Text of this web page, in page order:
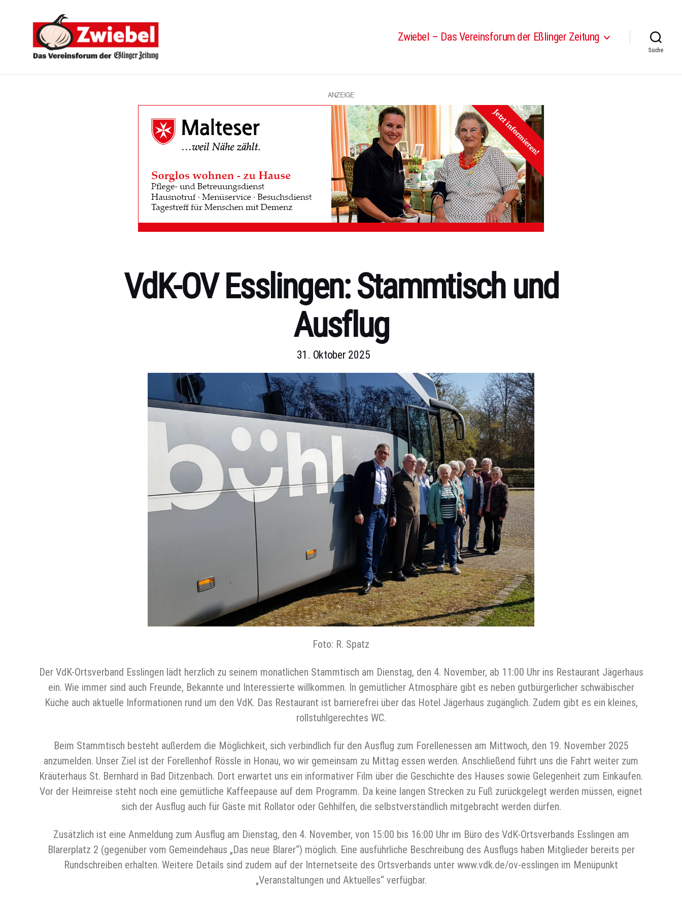
-
Zwiebel – Das Vereinsforum der Eßlinger Zeitung
Suche
ANZEIGE
VdK-OV Esslingen: Stammtisch und
Ausflug
31. Oktober 2025
Foto: R. Spatz
Der VdK-Ortsverband Esslingen lädt herzlich zu seinem monatlichen Stammtisch am Dienstag, den 4. November, ab 11:00 Uhr ins Restaurant Jägerhaus
ein. Wie immer sind auch Freunde, Bekannte und Interessierte willkommen. In gemütlicher Atmosphäre gibt es neben gutbürgerlicher schwäbischer
Küche auch aktuelle Informationen rund um den VdK. Das Restaurant ist barrierefrei über das Hotel Jägerhaus zugänglich. Zudem gibt es ein kleines,
rollstuhlgerechtes WC.
Beim Stammtisch besteht außerdem die Möglichkeit, sich verbindlich für den Ausflug zum Forellenessen am Mittwoch, den 19. November 2025
anzumelden. Unser Ziel ist der Forellenhof Rössle in Honau, wo wir gemeinsam zu Mittag essen werden. Anschließend führt uns die Fahrt weiter zum
Kräuterhaus St. Bernhard in Bad Ditzenbach. Dort erwartet uns ein informativer Film über die Geschichte des Hauses sowie Gelegenheit zum Einkaufen.
Vor der Heimreise steht noch eine gemütliche Kaffeepause auf dem Programm. Da keine langen Strecken zu Fuß zurückgelegt werden müssen, eignet
sich der Ausflug auch für Gäste mit Rollator oder Gehhilfen, die selbstverständlich mitgebracht werden dürfen.
Zusätzlich ist eine Anmeldung zum Ausflug am Dienstag, den 4. November, von 15:00 bis 16:00 Uhr im Büro des VdK-Ortsverbands Esslingen am
Blarerplatz 2 (gegenüber vom Gemeindehaus „Das neue Blarer“) möglich. Eine ausführliche Beschreibung des Ausflugs haben Mitglieder bereits per
Rundschreiben erhalten. Weitere Details sind zudem auf der Internetseite des Ortsverbands unter www.vdk.de/ov-esslingen im Menüpunkt
„Veranstaltungen und Aktuelles“ verfügbar.